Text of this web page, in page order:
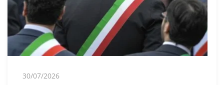
30/07/2026